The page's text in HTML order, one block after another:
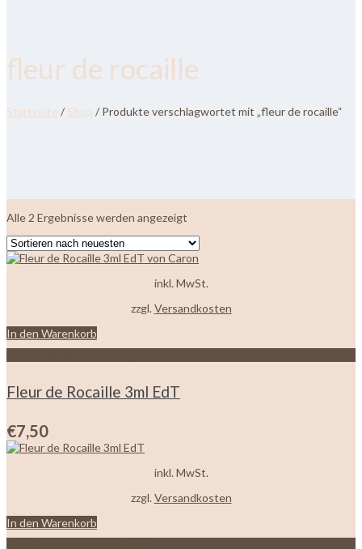
fleur de rocaille
Startseite / Shop / Produkte verschlagwortet mit „fleur de rocaille“
Alle 2 Ergebnisse werden angezeigt
sortiert
inkl. MwSt.
zzgl. Versandkosten
In den Warenkorb
Fleur de Rocaille 3ml EdT
€7,50
inkl. MwSt.
zzgl.Versandkosten
In den Warenkorb